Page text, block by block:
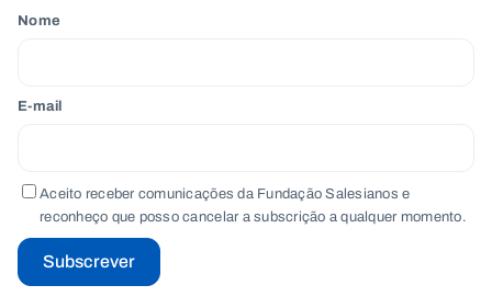
Nome
E-mail
Aceito receber comunicações da Fundação Salesianos e
reconheço que posso cancelar a subscrição a qualquer momento.
Subscrever